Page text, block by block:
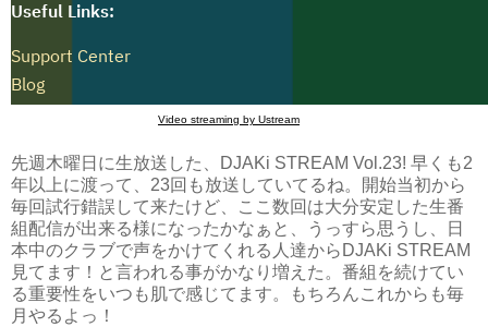
Video streaming by Ustream
先週木曜日に生放送した、 DJAKi STREAM Vol.23! 早くも2
年以上に渡って、 23回も放送していてるね。開始当初から
毎回試行錯誤して来たけど、ここ数回は大分安定した生番
組配信が出来る様になったかなぁと、うっすら思うし、日
本中のクラブで声をかけてくれる人達からDJAKi STREAM
見てます！と言われる事がかなり増えた。番組を続けてい
る重要性をいつも肌で感じてます。もちろんこれからも毎
月やるよっ！